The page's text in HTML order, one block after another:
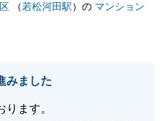
（若松河田駅）の マンション
みました
ます。